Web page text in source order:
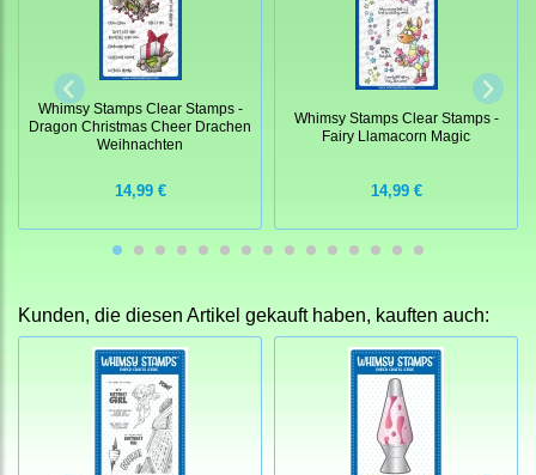
Whimsy Stamps Clear Stamps -
Dragon Christmas Cheer Drachen
Weihnachten
14,99 €
Whimsy Stamps Clear Stamps -
Fairy Llamacorn Magic
14,99 €
Kunden, die diesen Artikel gekauft haben, kauften auch: